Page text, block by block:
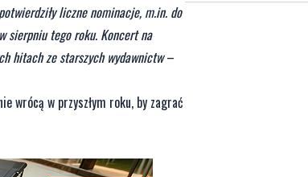
liczne nominacje, m.in. do
sierpniu tego roku. Koncert na
hitach ze starszych wydawnictw–
wrócą w przyszłym roku, by zagrać